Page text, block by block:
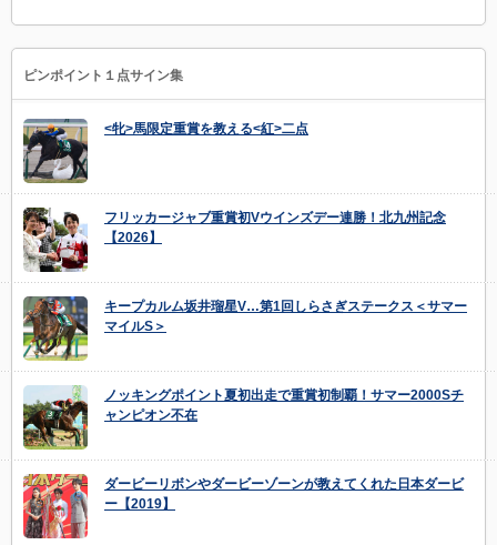
ピンポイント１点サイン集
<牝>馬限定重賞を教える<紅>二点
フリッカージャブ重賞初Vウインズデー連勝！北九州記念
【2026】
キープカルム坂井瑠星V…第1回しらさぎステークス＜サマー
マイルS＞
ノッキングポイント夏初出走で重賞初制覇！サマー2000Sチ
ャンピオン不在
ダービーリボンやダービーゾーンが教えてくれた日本ダービ
ー【2019】